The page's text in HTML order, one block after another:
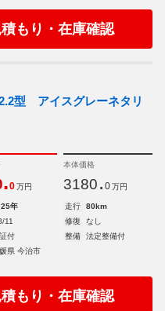
積もり・在庫確認
型 アイスグレーネタリ
.0 万円
本体価格
3180. 0 万円
年 走行
80km
11 修復
なし
付 整備
法定整備付
県 今治市
積もり・在庫確認